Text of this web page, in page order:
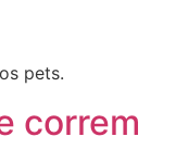
pets.
correm